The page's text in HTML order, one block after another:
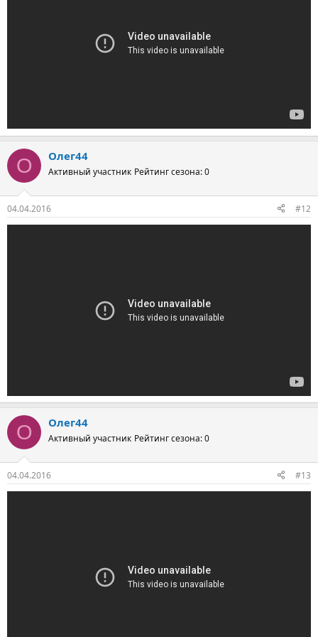
О Олег44
Активный участник Рейтинг сезона: 0
04.04.2016 #12
О Олег44
Активный участник Рейтинг сезона: 0
04.04.2016 #13